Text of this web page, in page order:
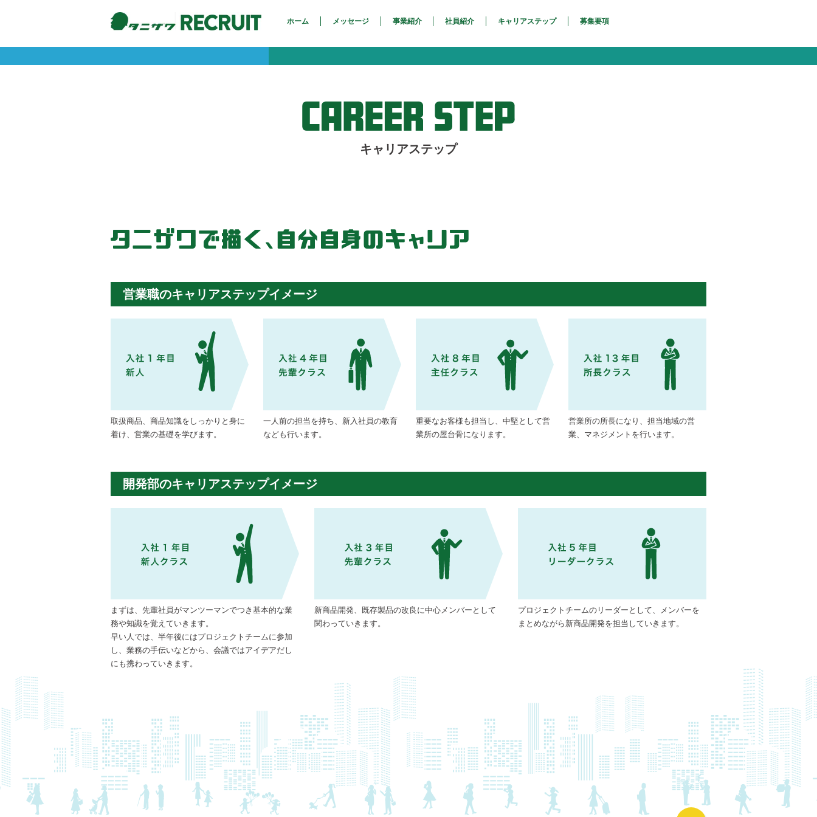
ホーム メッセージ 事業紹介 社員紹介 キャリアステップ 募集要項
キャリアステップ
営業職のキャリアステップイメージ
取扱商品、商品知識をしっかりと身に
着け、営業の基礎を学びます。
一人前の担当を持ち、新入社員の教育
なども行います。
重要なお客様も担当し、中堅として営
業所の屋台骨になります。
営業所の所長になり、担当地域の営
業、マネジメントを行います。
開発部のキャリアステップイメージ
まずは、先輩社員がマンツーマンでつき基本的な業
務や知識を覚えていきます。
早い人では、半年後にはプロジェクトチームに参加
し、業務の手伝いなどから、会議ではアイデアだし
にも携わっていきます。
新商品開発、既存製品の改良に中心メンバーとして
関わっていきます。
プロジェクトチームのリーダーとして、メンバーを
まとめながら新商品開発を担当していきます。